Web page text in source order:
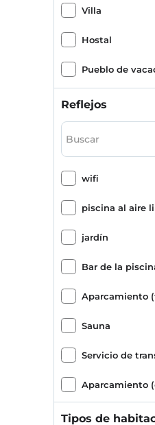
Villa
Hostal
Pueblo de
Reflejos
wifi
piscina al aire
jardín
Bar de la
Sauna
Aparcamiento
baño turco
Tipos de